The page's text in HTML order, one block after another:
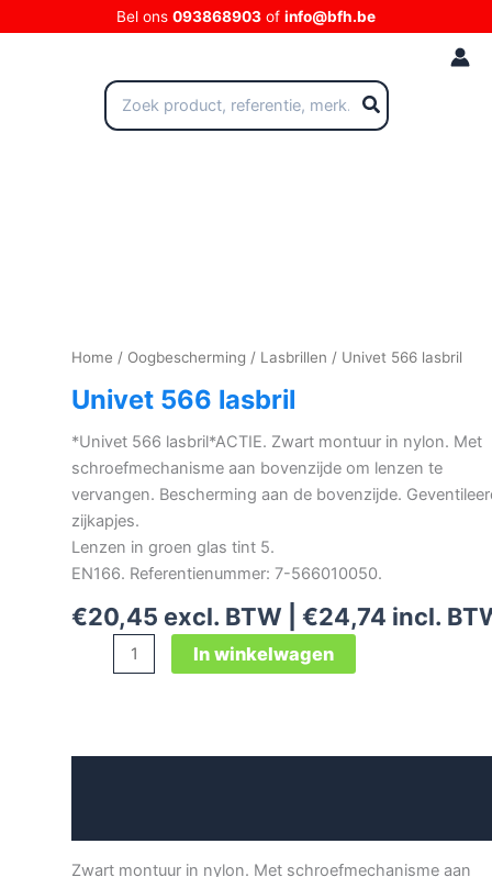
naar
Bel ons 093868903 of info@bfh.be
Zoeken
naar:
Home / Oogbescherming / Lasbrillen / Univet 566 lasbril
Univet 566 lasbril
*Univet 566 lasbril*ACTIE. Zwart montuur in nylon. Met
schroefmechanisme aan bovenzijde om lenzen te
vervangen. Bescherming aan de bovenzijde.
zijkapjes.
Lenzen in groen glas tint 5.
EN166. Referentienummer: 7-566010050.
€20,45 excl. BTW | €24,74 incl.
In winkelwagen
Zwart montuur in nylon. Met schroefmechanisme aan